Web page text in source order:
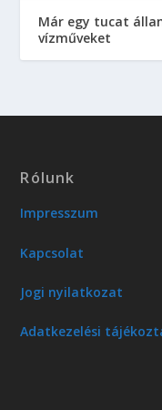
Már egy tucat
vízműveket
Rólunk
Impresszum
Kapcsolat
Jogi nyilatkozat
Adatkezelési